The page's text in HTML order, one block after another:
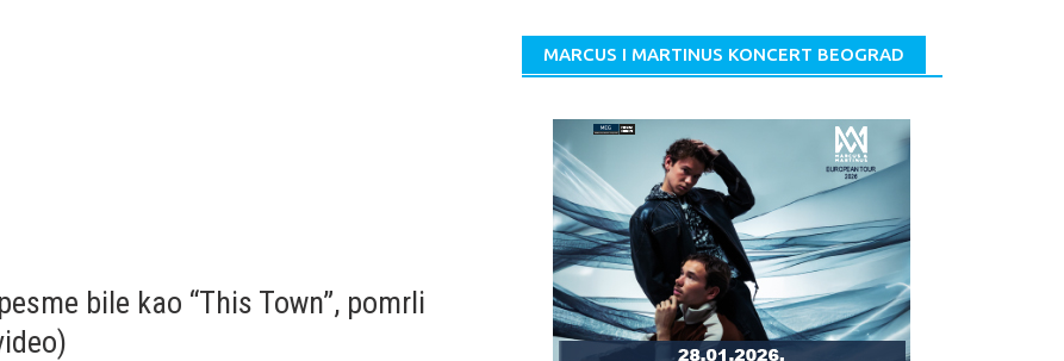
bile kao “This Town”, pomrli
MARCUS I MARTINUS KONCERT BEOGRAD